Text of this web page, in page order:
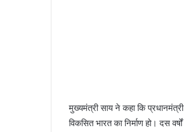
मुख्यमंत्री साय ने कहा कि
विकसित भारत का निर्माण हो। दस